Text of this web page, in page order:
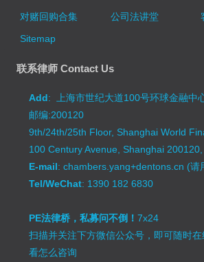
对赌回购合集
公司法讲堂
Sitemap
联系律师 Contact Us
Add: 上海市世纪大道100号环球金融中
邮编:200120
9th/24th/25th Floor, Shanghai World
100 Century Avenue, Shanghai
E-mail: chambers.yang+dentons.cn (请
Tel/WeChat: 1390 182 6830
PE法律桥，私募问不倒！7x24
扫描并关注下方微信公众号，即可随时在
看怎么咨询